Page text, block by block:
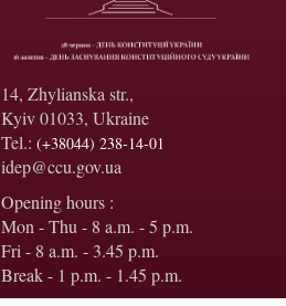
14, Zhylianska str.,
Kyiv 01033, Ukraine
Tel.: (+38044) 238-14-01
idep@ccu.gov.ua
Opening hours :
Mon - Thu - 8 a.m. - 5 p.m.
Fri - 8 a.m. - 3.45 p.m.
Break - 1 p.m. - 1.45 p.m.